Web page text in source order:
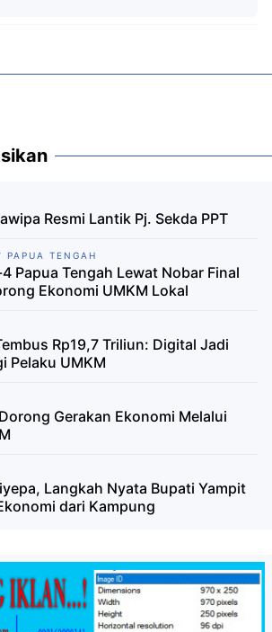
Resmi Lantik Pj. Sekda PPT
PAPUA TENGAH
Papua Tengah Lewat Nobar Final
Ekonomi UMKM Lokal
Rp19,7 Triliun: Digital Jadi
Pelaku UMKM
Gerakan Ekonomi Melalui
Langkah Nyata Bupati Yampit
dari Kampung